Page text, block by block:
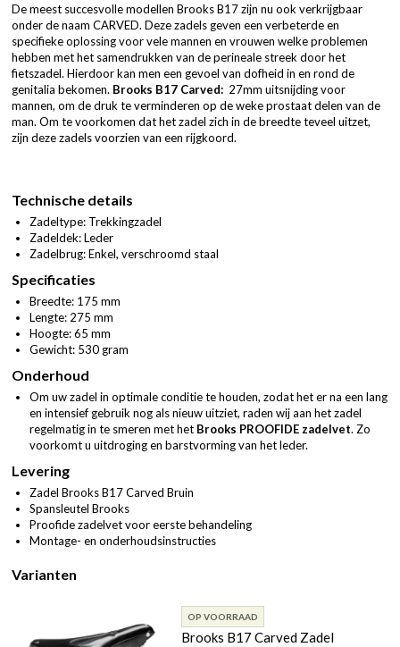
De meest succesvolle modellen Brooks B17 zijn nu ook verkrijgbaar
onder de naam CARVED. Deze zadels geven een verbeterde en
specifieke oplossing voor vele mannen en vrouwen welke problemen
hebben met het samendrukken van de perineale streek door het
fietszadel. Hierdoor kan men een gevoel van dofheid in en rond de
genitalia bekomen. Brooks B17 Carved: 27mm uitsnijding voor
mannen, om de druk te verminderen op de weke prostaat delen van de
man. Om te voorkomen dat het zadel zich in de breedte teveel uitzet,
zijn deze zadels voorzien van een rijgkoord.
Technische details
Zadeltype: Trekkingzadel
Zadeldek: Leder
Zadelbrug: Enkel, verschroomd staal
Specificaties
Breedte: 175 mm
Lengte: 275 mm
Hoogte: 65 mm
Gewicht: 530 gram
Onderhoud
Om uw zadel in optimale conditie te houden, zodat het er na een lang
en intensief gebruik nog als nieuw uitziet, raden wij aan het zadel
regelmatig in te smeren met het Brooks PROOFIDE zadelvet. Zo
voorkomt u uitdroging en barstvorming van het leder.
Levering
Zadel Brooks B17 Carved Bruin
Spansleutel Brooks
Proofide zadelvet voor eerste behandeling
Montage- en onderhoudsinstructies
Varianten
OP VOORRAAD
Brooks B17 Carved Zadel